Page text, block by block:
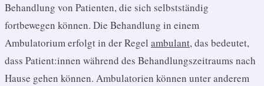
Behandlung von Patienten, die sich selbstständig
fortbewegen können. Die Behandlung in einem
Ambulatorium erfolgt in der Regel ambulant, das bedeutet,
dass Patient:innen während des Behandlungszeitraums nach
Hause gehen können. Ambulatorien können unter anderem